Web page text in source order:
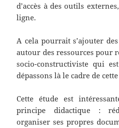
d’accès à des outils
ligne.
A cela pourrait s’ajouter
autour des ressources pour
socio-constructiviste qui
dépassons là le cadre de
Cette étude est
principe didactique :
organiser ses propres